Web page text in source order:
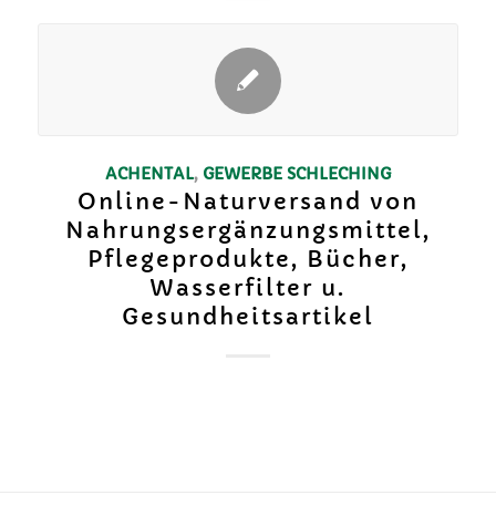
ACHENTAL, GEWERBE SCHLECHING
Online-Naturversand von
Nahrungsergänzungsmittel,
Pflegeprodukte, Bücher,
Wasserfilter u.
Gesundheitsartikel